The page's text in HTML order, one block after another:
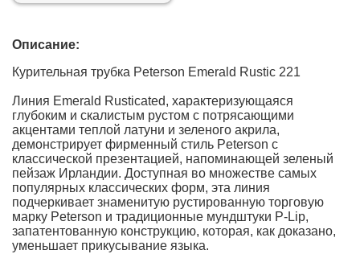
Описание:
Курительная трубка Peterson Emerald Rustic 221
Линия Emerald Rusticated, характеризующаяся
глубоким и скалистым рустом с потрясающими
акцентами теплой латуни и зеленого акрила,
демонстрирует фирменный стиль Peterson с
классической презентацией, напоминающей зеленый
пейзаж Ирландии. Доступная во множестве самых
популярных классических форм, эта линия
подчеркивает знаменитую рустированную торговую
марку Peterson и традиционные мундштуки P-Lip,
запатентованную конструкцию, которая, как доказано,
уменьшает прикусывание языка.